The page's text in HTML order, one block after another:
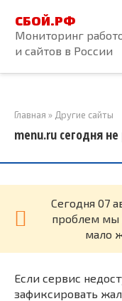
контенту
СБОЙ.РФ
Мониторинг
и сайтов в России
Главная » Другие сайты
menu.ru сегодня
Cегодня 07
проблем мы
мало
Если сервис
зафиксировать